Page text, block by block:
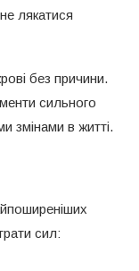
лякатися
без причини.
сильного
змінами в житті.
сил: